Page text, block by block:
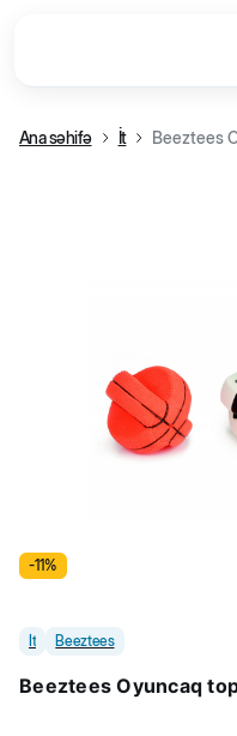
Ana səhifə İt Beeztees
-11%
İt Beeztees
Beeztees Oyuncaq